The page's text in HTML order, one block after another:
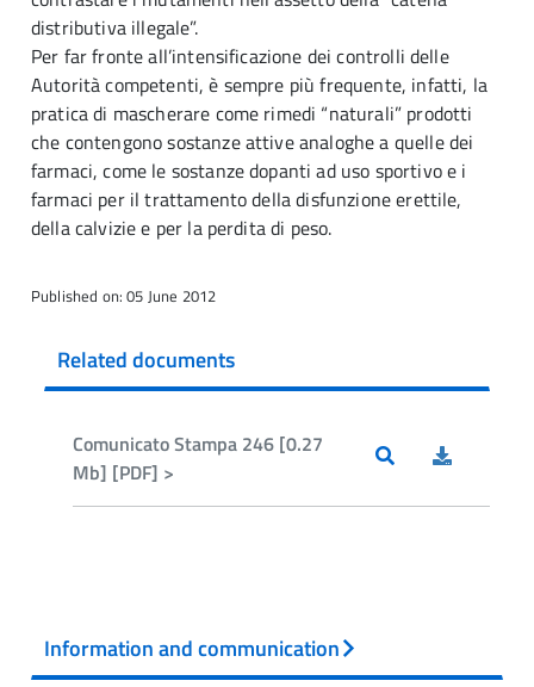
distributiva illegale”.
Per far fronte all’intensificazione dei controlli delle
Autorità competenti, è sempre più frequente, infatti, la
pratica di mascherare come rimedi “naturali” prodotti
che contengono sostanze attive analoghe a quelle dei
farmaci, come le sostanze dopanti ad uso sportivo e i
farmaci per il trattamento della disfunzione erettile,
della calvizie e per la perdita di peso.
Published on: 05 June 2012
Related documents
Comunicato Stampa 246 [0.27
Mb] [PDF] >
Information and communication